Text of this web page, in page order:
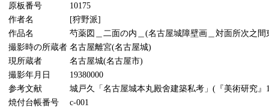
原板番号
10175
作者名
[狩野派]
作品名
芍薬図＿二面の内＿(名古屋城障壁画＿対面所次之間
撮影時の所蔵者 名古屋離宮(名古屋城)
現所蔵者
名古屋城(名古屋市)
撮影年月日
19380000
参考文献
城戸久「名古屋城本丸殿舍建築私考」(『美術研究』
焼付台帳番号
c-001